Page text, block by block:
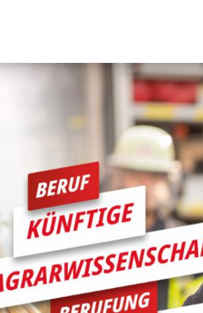
Pressemeldungen
Veranstaltungen
Einsätze
Berufung Feuerwehr